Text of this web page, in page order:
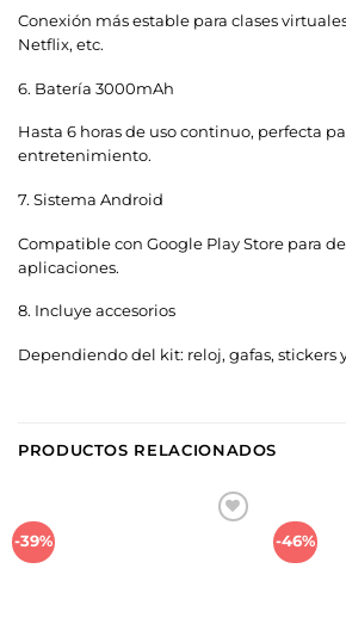
Conexión más estable para clases
Netflix, etc.
6. Batería 3000mAh
Hasta 6 horas de uso continuo, perfecta
entretenimiento.
7. Sistema Android
Compatible con Google Play Store para
aplicaciones.
8. Incluye accesorios
Dependiendo del kit: reloj, gafas, stickers
PRODUCTOS RELACIONADOS
-39% -46%